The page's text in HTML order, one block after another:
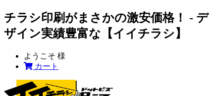
チラシ印刷がまさかの激安価格！ - デ
ザイン実績豊富な【イイチラシ】
ようこそ 様
カート